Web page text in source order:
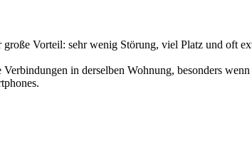
Vorteil: sehr wenig Störung, viel Platz und oft
in derselben Wohnung, besonders